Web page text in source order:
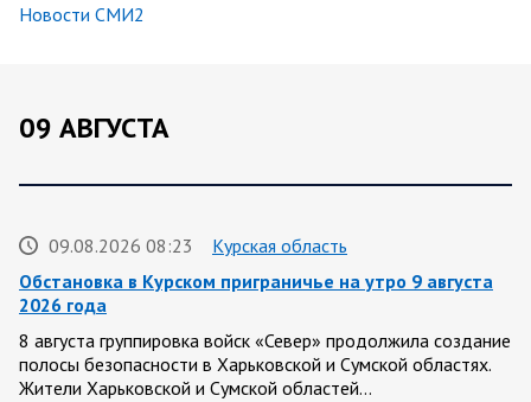
Новости СМИ2
09 АВГУСТА
09.08.2026 08:23
Курская область
Обстановка в Курском приграничье на утро 9 августа
2026 года
8 августа группировка войск «Север» продолжила создание
полосы безопасности в Харьковской и Сумской областях.
Жители Харьковской и Сумской областей…